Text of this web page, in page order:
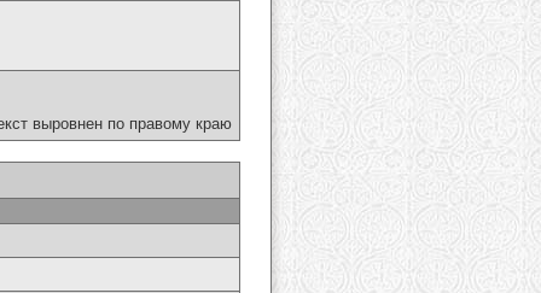
выровнен по правому краю